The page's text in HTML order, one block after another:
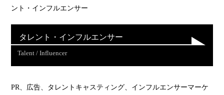
ント・インフルエンサー
タレント・インフルエンサー
Talent / Influencer
PR、広告、タレントキャスティング、インフルエンサーマーケ